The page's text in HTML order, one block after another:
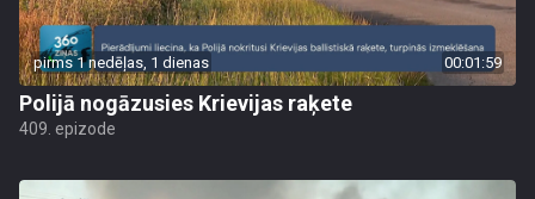
pirms 1 nedēļas, 1 dienas 00:01:59
Polijā nogāzusies Krievijas raķete
409. epizode